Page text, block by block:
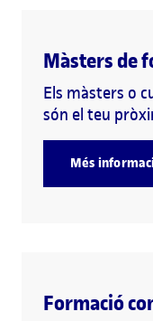
Màsters de
Els màsters o
són el teu
Més
Formació